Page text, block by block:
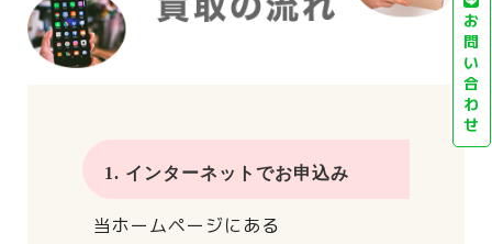
1. インターネットでお申込み
当ホームページにある
お
問
い
合
わ
せ